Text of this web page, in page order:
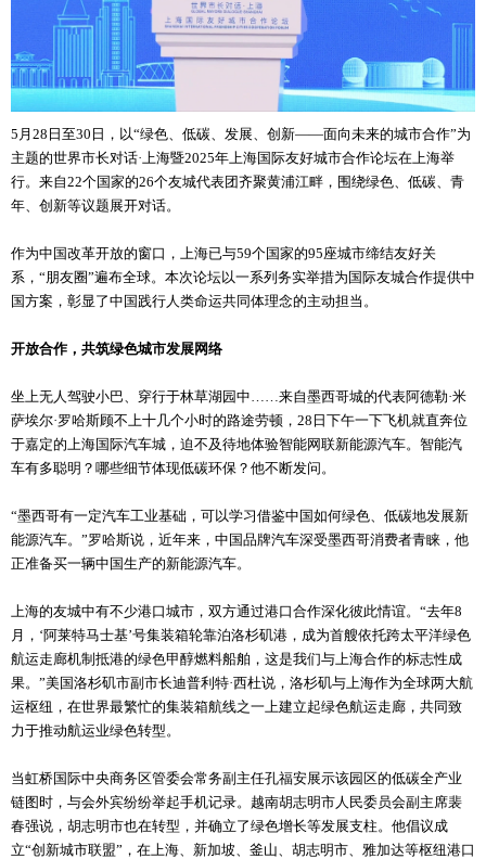
5月28日至30日，以“绿色、低碳、发展、创新——面向未来的城市合作”为
主题的世界市长对话·上海暨2025年上海国际友好城市合作论坛在上海举
行。来自22个国家的26个友城代表团齐聚黄浦江畔，围绕绿色、低碳、青
年、创新等议题展开对话。
作为中国改革开放的窗口，上海已与59个国家的95座城市缔结友好关
系，“朋友圈”遍布全球。本次论坛以一系列务实举措为国际友城合作提供中
国方案，彰显了中国践行人类命运共同体理念的主动担当。
开放合作，共筑绿色城市发展网络
坐上无人驾驶小巴、穿行于林草湖园中……来自墨西哥城的代表阿德勒·米
萨埃尔·罗哈斯顾不上十几个小时的路途劳顿，28日下午一下飞机就直奔位
于嘉定的上海国际汽车城，迫不及待地体验智能网联新能源汽车。智能汽
车有多聪明？哪些细节体现低碳环保？他不断发问。
“墨西哥有一定汽车工业基础，可以学习借鉴中国如何绿色、低碳地发展新
能源汽车。”罗哈斯说，近年来，中国品牌汽车深受墨西哥消费者青睐，他
正准备买一辆中国生产的新能源汽车。
上海的友城中有不少港口城市，双方通过港口合作深化彼此情谊。“去年8
月，‘阿莱特马士基’号集装箱轮靠泊洛杉矶港，成为首艘依托跨太平洋绿色
航运走廊机制抵港的绿色甲醇燃料船舶，这是我们与上海合作的标志性成
果。”美国洛杉矶市副市长迪普利特·西杜说，洛杉矶与上海作为全球两大航
运枢纽，在世界最繁忙的集装箱航线之一上建立起绿色航运走廊，共同致
力于推动航运业绿色转型。
当虹桥国际中央商务区管委会常务副主任孔福安展示该园区的低碳全产业
链图时，与会外宾纷纷举起手机记录。越南胡志明市人民委员会副主席裴
春强说，胡志明市也在转型，并确立了绿色增长等发展支柱。他倡议成
立“创新城市联盟”，在上海、新加坡、釜山、胡志明市、雅加达等枢纽港口